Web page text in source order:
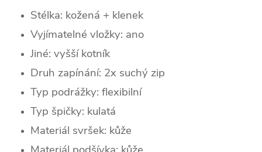
Stélka: kožená + klenek
Vyjímatelné vložky: ano
Jiné: vyšší kotník
Druh zapínání: 2x suchý zip
Typ podrážky: flexibilní
Typ špičky: kulatá
Materiál svršek: kůže